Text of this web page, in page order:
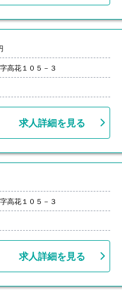
高花１０５－３
求人詳細を見る
高花１０５－３
求人詳細を見る